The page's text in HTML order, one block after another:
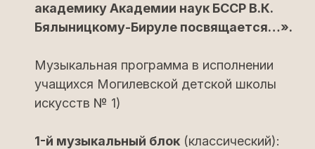
академику Академии наук БССР В.К.
Бялыницкому-Бируле посвящается…».
Музыкальная программа в исполнении
учащихся Могилевской детской школы
искусств № 1)
1-й музыкальный блок (классический):